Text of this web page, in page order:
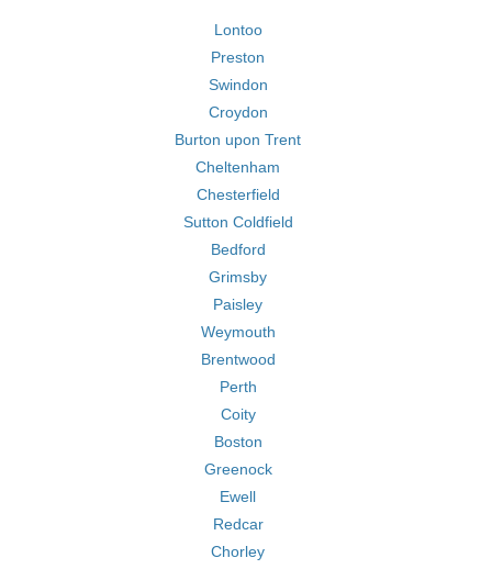
Lontoo
Preston
Swindon
Croydon
Burton upon Trent
Cheltenham
Chesterfield
Sutton Coldfield
Bedford
Grimsby
Paisley
Weymouth
Brentwood
Perth
Coity
Boston
Greenock
Ewell
Redcar
Chorley